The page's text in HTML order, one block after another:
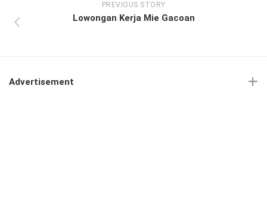
PREVIOUS STORY
Lowongan Kerja Mie Gacoan
Advertisement